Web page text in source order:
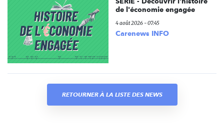
de l'économie engagée
4 août 2026 - 07:45
Carenews INFO
RETOURNER À LA LISTE DES NEWS